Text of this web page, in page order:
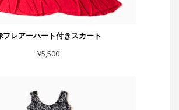
赤フレアーハート付きスカート